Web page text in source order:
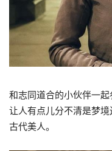
和志同道合的小伙伴一起
让人有点儿分不清是梦
古代美人。